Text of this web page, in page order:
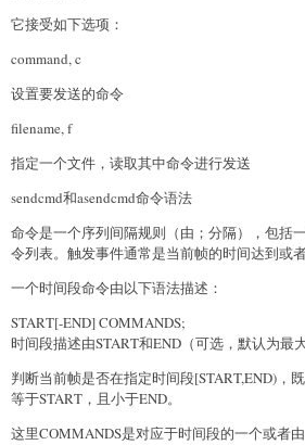
它接受如下选项：
command, c
设置要发送的命令
filename, f
指定一个文件，读取其中命令进行发送
sendcmd和asendcmd命令语法
命令是一个序列间隔规则（由；分隔），包括
令列表。触发事件通常是当前帧的时间达到或
一个时间段命令由以下语法描述：
START[-END] COMMANDS;
时间段描述由START和END（可选，默认为最
判断当前帧是否在指定时间段[START,END)，
等于START，且小于END。
这里COMMANDS是对应于时间段的一个或者